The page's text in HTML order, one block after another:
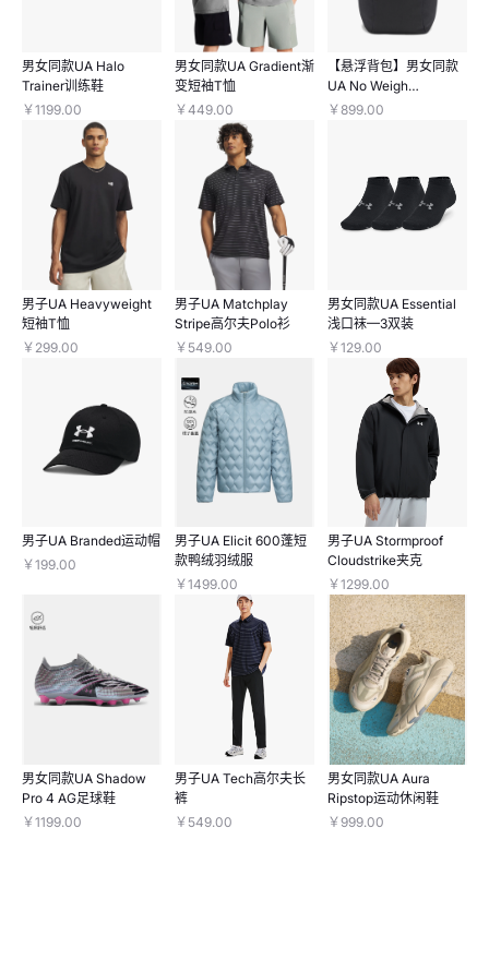
男女同款UA Halo
Trainer训练鞋
￥1199.00
男女同款UA Gradient渐
变短袖T恤
￥449.00
【悬浮背包】男女同款
UA No Weigh
Commuter双肩包
￥899.00
男子UA Heavyweight
短袖T恤
￥299.00
男子UA Matchplay
Stripe高尔夫Polo衫
￥549.00
男女同款UA Essential
浅口袜—3双装
￥129.00
男子UA Branded运动帽
￥199.00
男子UA Elicit 600蓬短
款鸭绒羽绒服
￥1499.00
男子UA Stormproof
Cloudstrike夹克
￥1299.00
男女同款UA Shadow
Pro 4 AG足球鞋
￥1199.00
男子UA Tech高尔夫长
裤
￥549.00
男女同款UA Aura
Ripstop运动休闲鞋
￥999.00